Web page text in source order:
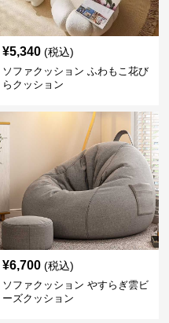
¥5,340 (税込)
ソファクッション ふわもこ花び
らクッション
¥6,700 (税込)
ソファクッション やすらぎ雲ビ
ーズクッション